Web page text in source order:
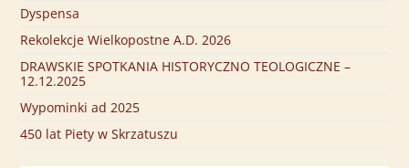
Dyspensa
Rekolekcje Wielkopostne A.D. 2026
DRAWSKIE SPOTKANIA HISTORYCZNO TEOLOGICZNE –
12.12.2025
Wypominki ad 2025
450 lat Piety w Skrzatuszu